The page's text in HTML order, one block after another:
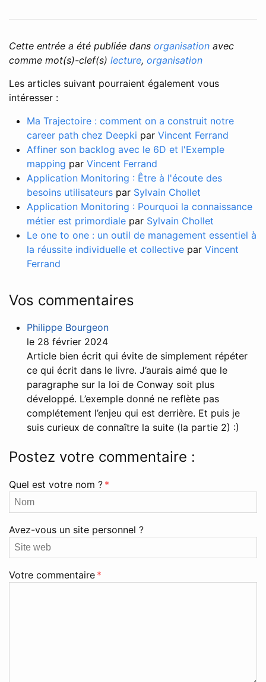
Cette entrée a été publiée dans organisation avec
comme mot(s)-clef(s) lecture, organisation
Les articles suivant pourraient également vous
intéresser :
Ma Trajectoire : comment on a construit notre
career path chez Deepki par Vincent Ferrand
Affiner son backlog avec le 6D et l'Exemple
mapping par Vincent Ferrand
Application Monitoring : Être à l'écoute des
besoins utilisateurs par Sylvain Chollet
Application Monitoring : Pourquoi la connaissance
métier est primordiale par Sylvain Chollet
Le one to one : un outil de management essentiel à
la réussite individuelle et collective par Vincent
Ferrand
Vos commentaires
Philippe Bourgeon
le 28 février 2024
Article bien écrit qui évite de simplement répéter
ce qui écrit dans le livre. J’aurais aimé que le
paragraphe sur la loi de Conway soit plus
développé. L’exemple donné ne reflète pas
complétement l’enjeu qui est derrière. Et puis je
suis curieux de connaître la suite (la partie 2) :)
Postez votre commentaire :
Quel est votre nom ? *
Avez-vous un site personnel ?
Votre commentaire *